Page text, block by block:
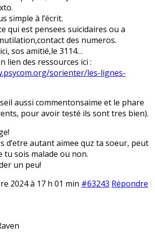
simple à l’écrit.
qui est pensees suicidaires ou a
des numeros.
sos amitié,le 3114…
lien des ressources ici :
sorienter/les-lignes-
aussi commentonsaime et le phare
pour avoir testé ils sont tres bien).
d’etre autant aimee quz ta soeur, peut
tu sois malade ou non.
un peu!
2024 à 17 h 01 min #63243 Répondre